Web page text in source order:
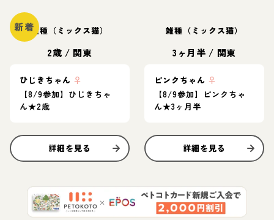
新着雑種（ミックス猫）
2歳 / 関東
ひじきちゃん ♀
【8/9参加】ひじきちゃ
ん★2歳
詳細を見る
雑種（ミックス猫）
3ヶ月半 / 関東
ピンクちゃん ♀
【8/9参加】ピンクちゃ
ん★3ヶ月半
詳細を見る